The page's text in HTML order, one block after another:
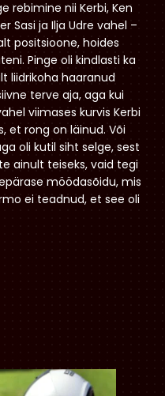
rebimine nii Kerbi, Ken
Sasi ja Ilja Udre vahel –
positsioone, hoides
Pinge oli kindlasti ka
liidrikoha haaranud
terve aja, aga kui
viimases kurvis Kerbi
et rong on läinud. Või
oli kutil siht selge, sest
ainult teiseks, vaid tegi
möödasõidu, mis
ei teadnud, et see oli